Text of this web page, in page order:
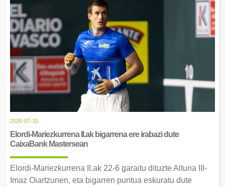
2026-07-31
Elordi-Mariezkurrena II.ak bigarrena ere irabazi dute
CaixaBank Mastersean
Elordi-Mariezkurrena II.ak 22-6 garaitu dituzte Altuna III-
Imaz Oiartzunen, eta bigarren puntua eskuratu dute